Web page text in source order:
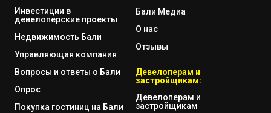
Инвестиции в
девелоперские проекты
Недвижимость Бали
Управляющая компания
Вопросы и ответы о Бали
Опрос
Покупка гостиниц на Бали
Бали Медиа
О нас
Отзывы
Девелоперам и
застройщикам:
Девелоперам и
застройщикам